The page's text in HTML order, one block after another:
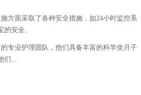
方面采取了各种安全措施，如24小时监控系
安全。
专业护理团队，他们具备丰富的科学坐月子
们...